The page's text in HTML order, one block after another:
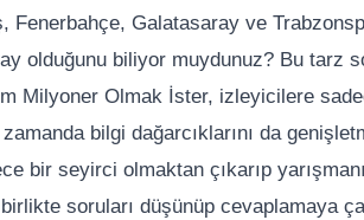
Galatasaray ve
olduğunu biliyor muydunuz? Bu tarz
Milyoner Olmak İster, izleyicilere
bilgi dağarcıklarını da
bir seyirci olmaktan çıkarıp
soruları düşünüp cevaplamaya